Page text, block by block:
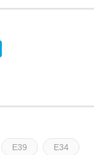
E39 E34